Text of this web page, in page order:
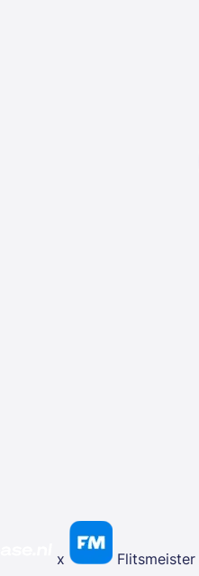
x Flitsmeister